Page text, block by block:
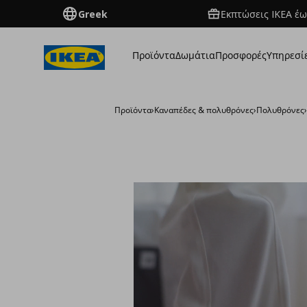
Greek Εκπτώσεις IKEA
ΠροϊόνταΔωμάτιαΠροσφορές
Προϊόντα›Καναπέδες & πολυθρόνες›Πολυθρόνες›